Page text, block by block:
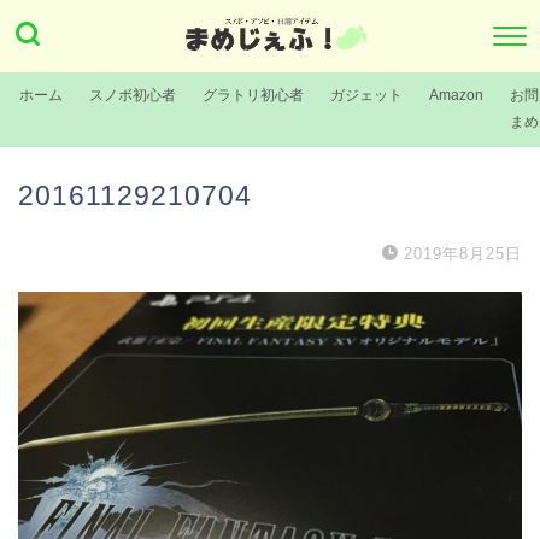
ホーム スノボ初心者 グラトリ初心者 ガジェット Amazon
お
ま
20161129210704
2019年8月25日